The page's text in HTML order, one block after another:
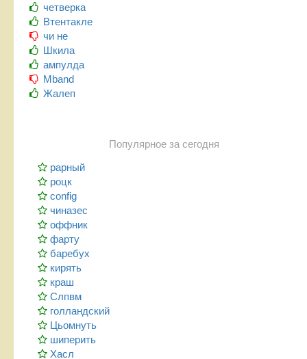
четверка
Втентакле
чи не
Шкила
ампулда
Mband
Жалеп
Популярное за сегодня
рарный
роцк
config
чиназес
оффник
фарту
баребух
кирять
краш
Слпвм
голландский
Цьомнуть
шиперить
Хасл